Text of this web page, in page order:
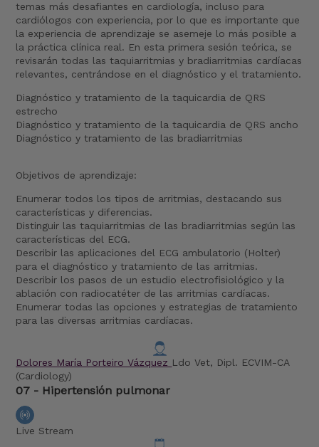
temas más desafiantes en cardiología, incluso para
cardiólogos con experiencia, por lo que es importante que
la experiencia de aprendizaje se asemeje lo más posible a
la práctica clínica real. En esta primera sesión teórica, se
revisarán todas las taquiarritmias y bradiarritmias cardíacas
relevantes, centrándose en el diagnóstico y el tratamiento.
Diagnóstico y tratamiento de la taquicardia de QRS
estrecho
Diagnóstico y tratamiento de la taquicardia de QRS ancho
Diagnóstico y tratamiento de las bradiarritmias
Objetivos de aprendizaje:
Enumerar todos los tipos de arritmias, destacando sus
características y diferencias.
Distinguir las taquiarritmias de las bradiarritmias según las
características del ECG.
Describir las aplicaciones del ECG ambulatorio (Holter)
para el diagnóstico y tratamiento de las arritmias.
Describir los pasos de un estudio electrofisiológico y la
ablación con radiocatéter de las arritmias cardíacas.
Enumerar todas las opciones y estrategias de tratamiento
para las diversas arritmias cardíacas.
Dolores María Porteiro Vázquez Ldo Vet, Dipl. ECVIM-CA
(Cardiology)
07 - Hipertensión pulmonar
Live Stream